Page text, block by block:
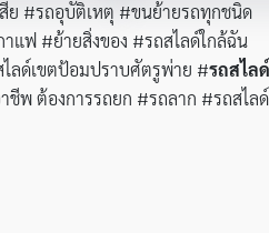
สีย #รถอุบัติเหตุ #ขนย้ายรถทุกชนิด
แฟ #ย้ายสิ่งของ #รถสไลด์ใกล้ฉัน
ไลด์เขตป้อมปราบศัตรูพ่าย #รถสไล
พ ต้องการรถยก #รถลาก #รถสไล